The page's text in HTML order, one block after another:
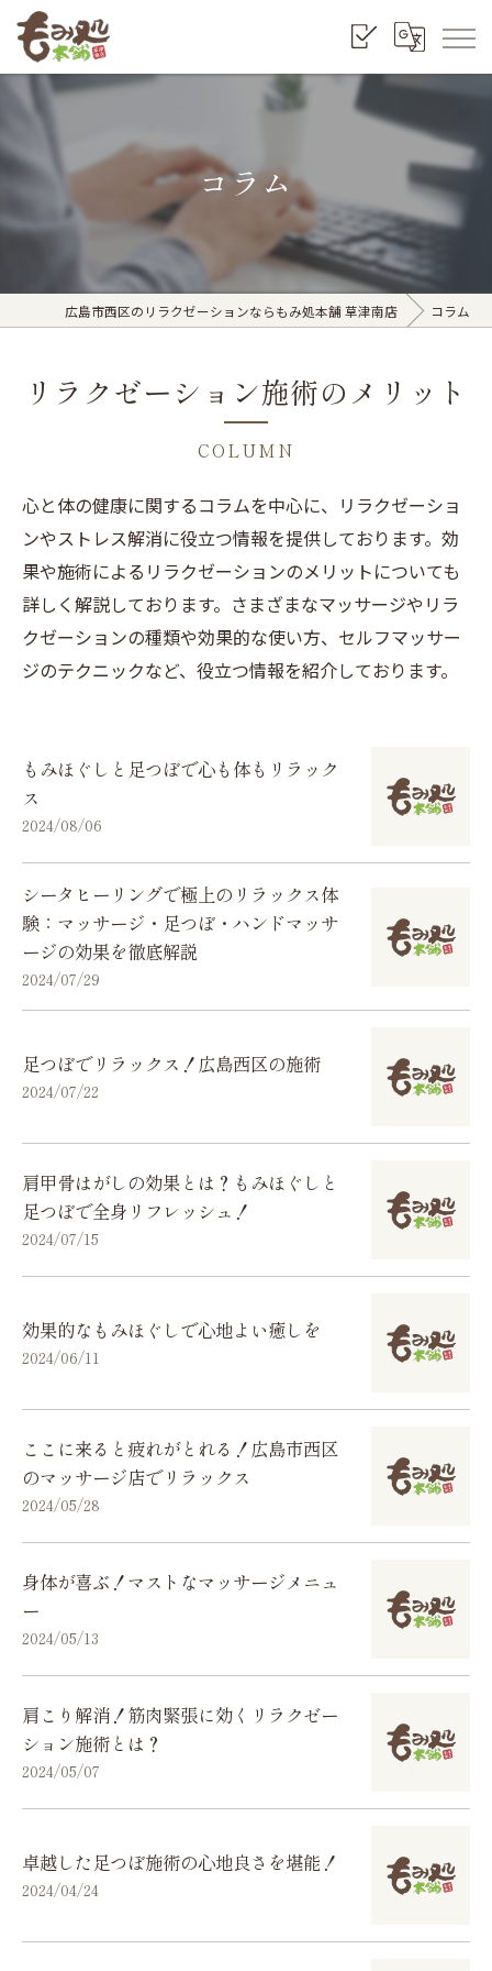
コラム
広島市西区のリラクゼーションならもみ処本舗 草津南店 コラム
リラクゼーション施術のメリット
COLUMN
心と体の健康に関するコラムを中心に、リラクゼーショ
ンやストレス解消に役立つ情報を提供しております。効
果や施術によるリラクゼーションのメリットについても
詳しく解説しております。さまざまなマッサージやリラ
クゼーションの種類や効果的な使い方、セルフマッサー
ジのテクニックなど、役立つ情報を紹介しております。
もみほぐしと足つぼで心も体もリラック
ス
2024/08/06
シータヒーリングで極上のリラックス体
験：マッサージ・足つぼ・ハンドマッサ
ージの効果を徹底解説
2024/07/29
足つぼでリラックス！広島西区の施術
2024/07/22
肩甲骨はがしの効果とは？もみほぐしと
足つぼで全身リフレッシュ！
2024/07/15
効果的なもみほぐしで心地よい癒しを
2024/06/11
ここに来ると疲れがとれる！広島市西区
のマッサージ店でリラックス
2024/05/28
身体が喜ぶ！マストなマッサージメニュ
ー
2024/05/13
肩こり解消！筋肉緊張に効くリラクゼー
ション施術とは？
2024/05/07
卓越した足つぼ施術の心地良さを堪能！
2024/04/24